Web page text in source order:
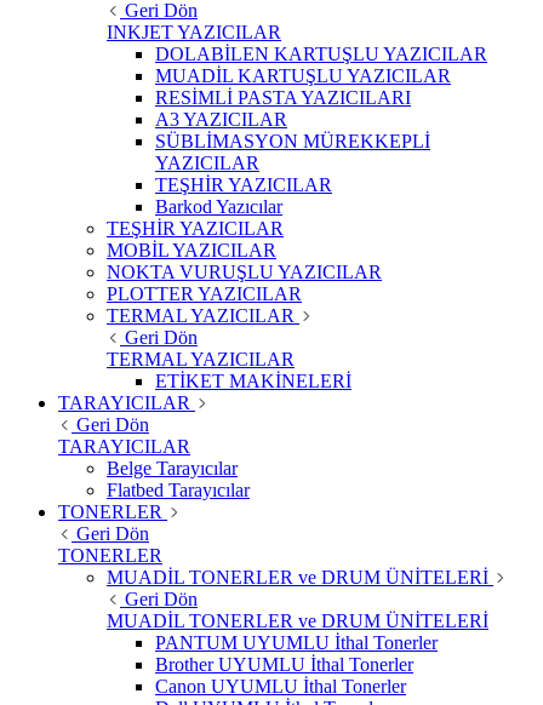
Geri Dön
INKJET YAZICILAR
DOLABİLEN KARTUŞLU YAZICILAR
MUADİL KARTUŞLU YAZICILAR
RESİMLİ PASTA YAZICILARI
A3 YAZICILAR
SÜBLİMASYON MÜREKKEPLİ
YAZICILAR
TEŞHİR YAZICILAR
Barkod Yazıcılar
TEŞHİR YAZICILAR
MOBİL YAZICILAR
NOKTA VURUŞLU YAZICILAR
PLOTTER YAZICILAR
TERMAL YAZICILAR
Geri Dön
TERMAL YAZICILAR
ETİKET MAKİNELERİ
TARAYICILAR
Geri Dön
TARAYICILAR
Belge Tarayıcılar
Flatbed Tarayıcılar
TONERLER
Geri Dön
TONERLER
MUADİL TONERLER ve DRUM ÜNİTELERİ
Geri Dön
MUADİL TONERLER ve DRUM ÜNİTELERİ
PANTUM UYUMLU İthal Tonerler
Brother UYUMLU İthal Tonerler
Canon UYUMLU İthal Tonerler